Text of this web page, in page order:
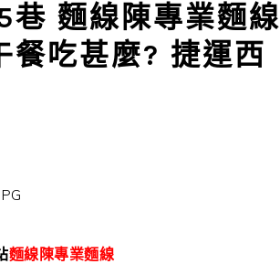
麵線陳專業麵線
餐吃甚麼? 捷運西
麵線陳專業麵線